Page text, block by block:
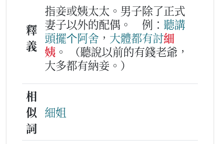
釋
義
指妾或姨太太。男子除了正式
妻子以外的配偶。
例： 聽講
頭擺个阿舍 ， 大體都有討細
姨 。
（聽說以前的有錢老爺，
大多都有納妾。）
相
似
詞
細姐